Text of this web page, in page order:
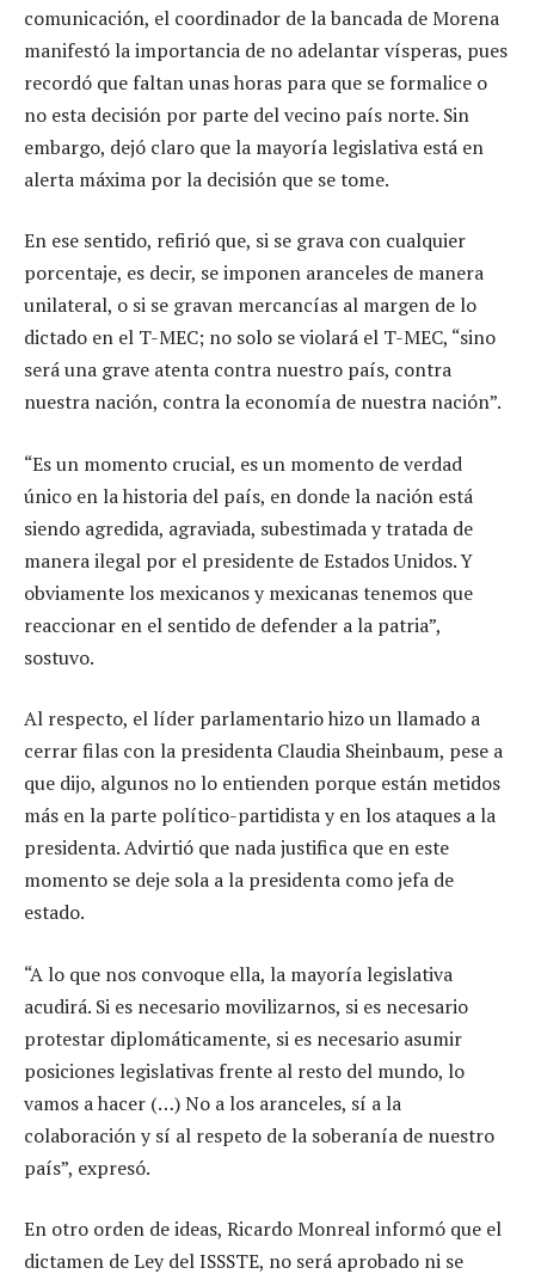
comunicación, el coordinador de la bancada de Morena
manifestó la importancia de no adelantar vísperas, pues
recordó que faltan unas horas para que se formalice o
no esta decisión por parte del vecino país norte. Sin
embargo, dejó claro que la mayoría legislativa está en
alerta máxima por la decisión que se tome.
En ese sentido, refirió que, si se grava con cualquier
porcentaje, es decir, se imponen aranceles de manera
unilateral, o si se gravan mercancías al margen de lo
dictado en el T-MEC; no solo se violará el T-MEC, “sino
será una grave atenta contra nuestro país, contra
nuestra nación, contra la economía de nuestra nación”.
“Es un momento crucial, es un momento de verdad
único en la historia del país, en donde la nación está
siendo agredida, agraviada, subestimada y tratada de
manera ilegal por el presidente de Estados Unidos. Y
obviamente los mexicanos y mexicanas tenemos que
reaccionar en el sentido de defender a la patria”,
sostuvo.
Al respecto, el líder parlamentario hizo un llamado a
cerrar filas con la presidenta Claudia Sheinbaum, pese a
que dijo, algunos no lo entienden porque están metidos
más en la parte político-partidista y en los ataques a la
presidenta. Advirtió que nada justifica que en este
momento se deje sola a la presidenta como jefa de
estado.
“A lo que nos convoque ella, la mayoría legislativa
acudirá. Si es necesario movilizarnos, si es necesario
protestar diplomáticamente, si es necesario asumir
posiciones legislativas frente al resto del mundo, lo
vamos a hacer (…) No a los aranceles, sí a la
colaboración y sí al respeto de la soberanía de nuestro
país”, expresó.
En otro orden de ideas, Ricardo Monreal informó que el
dictamen de Ley del ISSSTE, no será aprobado ni se